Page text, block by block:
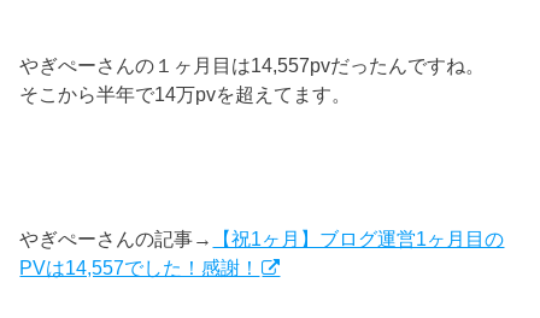
やぎぺーさんの１ヶ月目は14,557pvだったんですね。
そこから半年で14万pvを超えてます。
やぎぺーさんの記事→
【祝1ヶ月】ブログ運営1ヶ月目の
PVは14,557でした！感謝！